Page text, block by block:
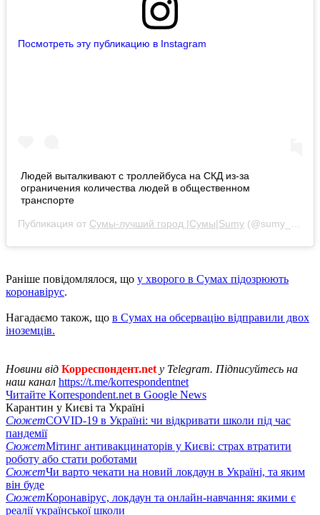
Посмотреть эту публикацию в Instagram
Людей выталкивают с троллейбуса на СКД из-за
ограничения количества людей в общественном
транспорте
Публикация от Сумы-лучший город |Сумы|Sumy (@sumy_news_)
Раніше повідомлялося, що у хворого в Сумах підозрюють
коронавірус.
Нагадаємо також, що в Сумах на обсервацію відправили двох
іноземців.
Новини від Корреспондент.netу Telegram. Підписуйтесь на
наш канал https://t.me/korrespondentnet
Читайте Korrespondent.net в Google News
Карантин у Києві та Україні
СюжетCOVID-19 в Україні: чи відкривати школи під час
пандемії
СюжетМітинг антивакцинаторів у Києві: страх втратити
роботу або стати роботами
СюжетЧи варто чекати на новий локдаун в Україні, та яким
він буде
СюжетКоронавірус, локдаун та онлайн-навчання: якими є
реалії української школи